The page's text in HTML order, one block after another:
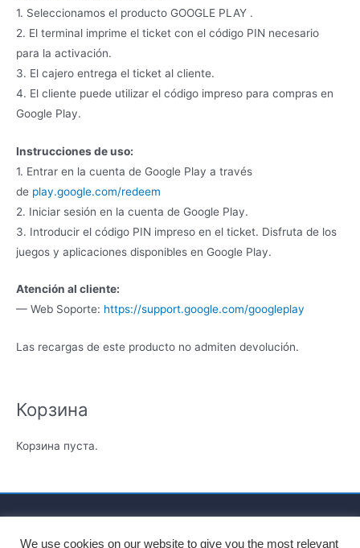
1. Seleccionamos el producto GOOGLE PLAY .
2. El terminal imprime el ticket con el código PIN necesario
para la activación.
3. El cajero entrega el ticket al cliente.
4. El cliente puede utilizar el código impreso para compras en
Google Play.
Instrucciones de uso:
1. Entrar en la cuenta de Google Play a través
de play.google.com/redeem
2. Iniciar sesión en la cuenta de Google Play.
3. Introducir el código PIN impreso en el ticket. Disfruta de los
juegos y aplicaciones disponibles en Google Play.
Atención al cliente:
— Web Soporte: https://support.google.com/googleplay
Las recargas de este producto no admiten devolución.
Корзина
Корзина пуста.
We use cookies on our website to give you the most relevant